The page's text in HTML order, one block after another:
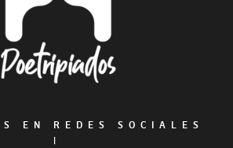
EN REDES SOCIALES
|